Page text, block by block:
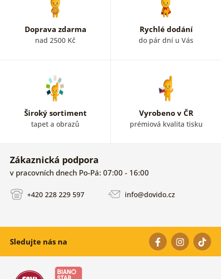
Doprava zdarma
nad 2500 Kč
Rychlé dodání
do pár dní u Vás
Široký sortiment
tapet a obrazů
Vyrobeno v ČR
prémiová kvalita tisku
Zákaznická podpora
v pracovních dnech Po-Pá: 07:00 - 16:00
+420 228 229 597 info@dovido.cz
Sledujte nás na